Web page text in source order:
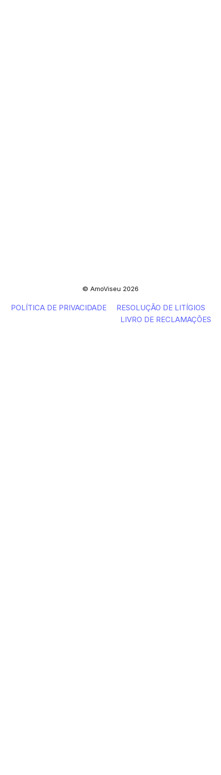
© AmoViseu 2026
POLÍTICA DE PRIVACIDADE
RESOLUÇÃO DE LITÍGIOS
LIVRO DE RECLAMAÇÕES